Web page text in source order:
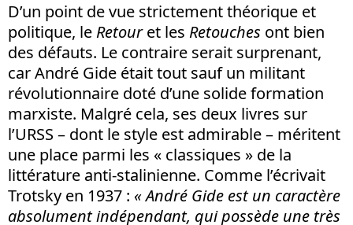
D’un point de vue strictement théorique et
politique, le Retouret les Retouches ont bien
des défauts. Le contraire serait surprenant,
car André Gide était tout sauf un militant
révolutionnaire doté d’une solide formation
marxiste. Malgré cela, ses deux livres sur
l’URSS – dont le style est admirable – méritent
une place parmi les « classiques » de la
littérature anti-stalinienne. Comme l’écrivait
Trotsky en 1937 : « André Gide est un caractère
absolument indépendant, qui possède une très